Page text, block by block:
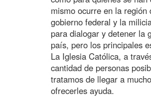
mismo ocurre en la
gobierno federal y la
para dialogar y detener la
país, pero los principales
La Iglesia Católica, a
cantidad de personas
tratamos de llegar a
ofrecerles ayuda.